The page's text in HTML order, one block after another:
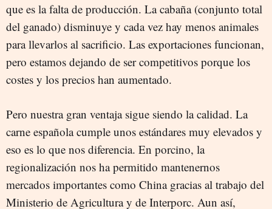
que es la falta de producción. La cabaña (conjunto total
del ganado) disminuye y cada vez hay menos animales
para llevarlos al sacrificio. Las exportaciones funcionan,
pero estamos dejando de ser competitivos porque los
costes y los precios han aumentado.
Pero nuestra gran ventaja sigue siendo la calidad. La
carne española cumple unos estándares muy elevados y
eso es lo que nos diferencia. En porcino, la
regionalización nos ha permitido mantenernos
mercados importantes como China gracias al trabajo del
Ministerio de Agricultura y de Interporc. Aun así,